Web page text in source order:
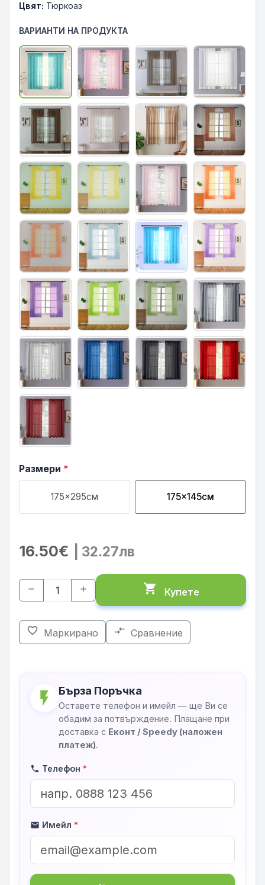
Цвят: Тюркоаз
ВАРИАНТИ НА ПРОДУКТА
Размери *
175x295см 175x145см
16.50€ | 32.27лв
remove add shopping_cart Купете
favorite_border Маркирано compare_arrows Сравнение
flash_on Бърза Поръчка
Оставете телефон и имейл — ще Ви се
обадим за потвърждение. Плащане при
доставка с Еконт / Speedy (наложен
платеж).
phone Телефон *
mail Имейл *